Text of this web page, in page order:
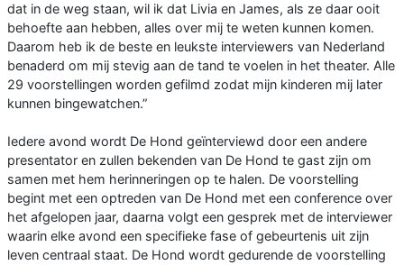
dat in de weg staan, wil ik dat Livia en James, als ze daar ooit
behoefte aan hebben, alles over mij te weten kunnen komen.
Daarom heb ik de beste en leukste interviewers van Nederland
benaderd om mij stevig aan de tand te voelen in het theater. Alle
29 voorstellingen worden gefilmd zodat mijn kinderen mij later
kunnen bingewatchen.”
Iedere avond wordt De Hond geïnterviewd door een andere
presentator en zullen bekenden van De Hond te gast zijn om
samen met hem herinneringen op te halen. De voorstelling
begint met een optreden van De Hond met een conference over
het afgelopen jaar, daarna volgt een gesprek met de interviewer
waarin elke avond een specifieke fase of gebeurtenis uit zijn
leven centraal staat. De Hond wordt gedurende de voorstelling